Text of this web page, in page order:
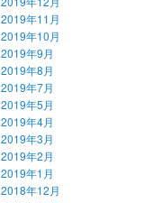
2019年11月
2019年10月
2019年9月
2019年8月
2019年7月
2019年5月
2019年4月
2019年3月
2019年2月
2019年1月
2018年12月